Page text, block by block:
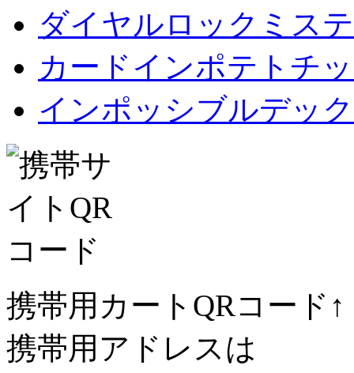
ダイヤルロックミス
カードインポテトチ
インポッシブルデック
携帯用カートQRコード↑
携帯用アドレスは